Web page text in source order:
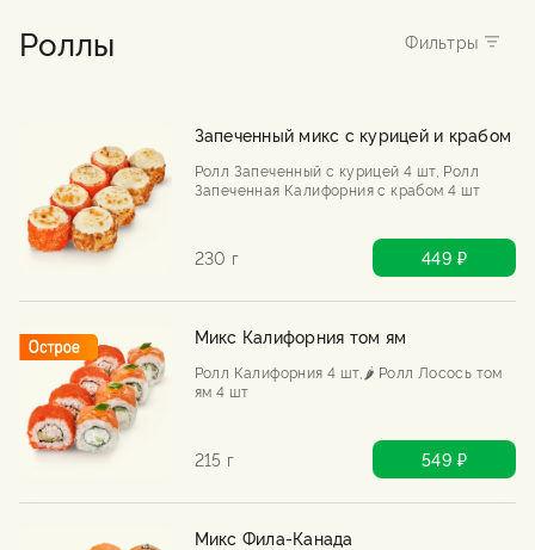
Роллы
Запеченный микс с курицей и крабом
Ролл Запеченный с курицей 4 шт, Ролл
Запеченная Калифорния с крабом 4 шт
230 г 449 ₽
Микс Калифорния том ям
Ролл Калифорния 4 шт,🌶️ Ролл Лосось том
ям 4 шт
215 г 549 ₽
Микс Фила-Канада